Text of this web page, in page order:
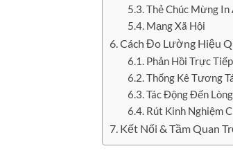
Thẻ Chúc Mừng In
Mạng Xã Hội
Cách Đo Lường Hiệu
Phản Hồi Trực Tiếp
Thống Kê Tương
Tác Động Đến
Rút Kinh Nghiệm
Kết Nối & Tầm Quan